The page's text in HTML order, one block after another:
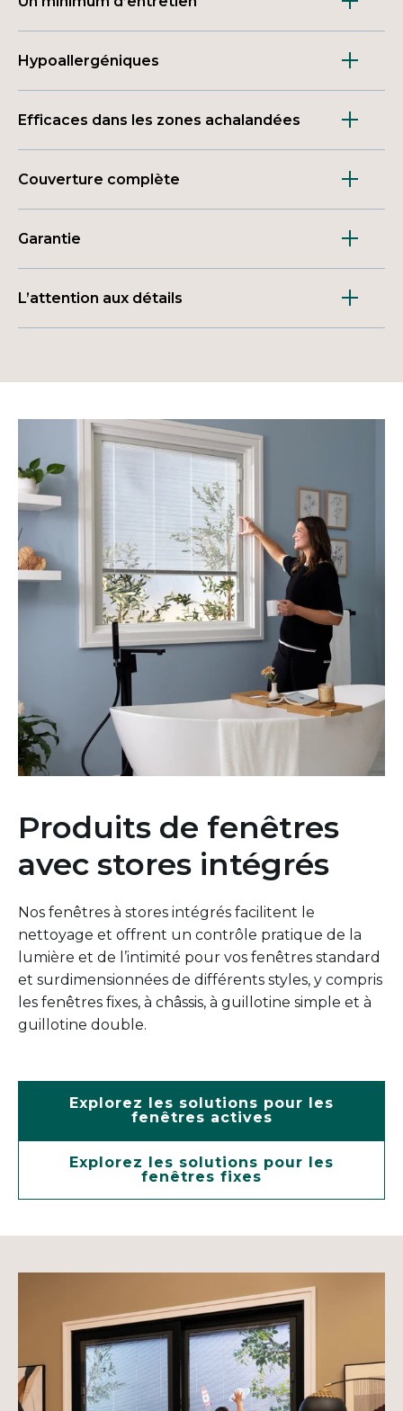
Hypoallergéniques
Efficaces dans les zones achalandées
Couverture complète
Garantie
L’attention aux détails
Produits de fenêtres
avec stores intégrés
Nos fenêtres à stores intégrés facilitent le
nettoyage et offrent un contrôle pratique de la
lumière et de l’intimité pour vos fenêtres standard
et surdimensionnées de différents styles, y compris
les fenêtres fixes, à châssis, à guillotine simple et à
guillotine double.
Explorez les solutions pour les
fenêtres actives
Explorez les solutions pour les
fenêtres fixes